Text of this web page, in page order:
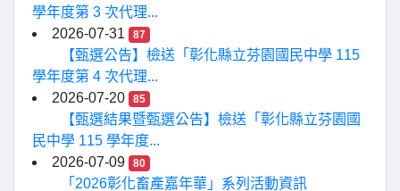
學年度第 3 次代理...
2026-07-31
87
【甄選公告】檢送「彰化縣立芬園國民中學 115
學年度第 4 次代理...
2026-07-20
85
【甄選結果暨甄選公告】檢送「彰化縣立芬園國
民中學 115 學年度...
2026-07-09
80
「2026彰化畜產嘉年華」系列活動資訊